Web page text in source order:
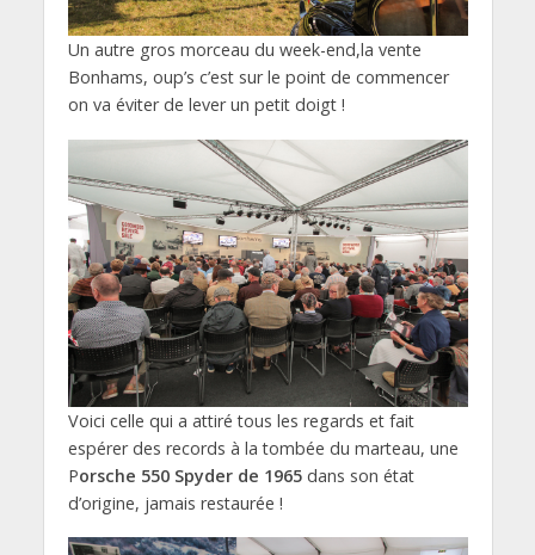
Un autre gros morceau du week-end,la vente
Bonhams, oup’s c’est sur le point de commencer
on va éviter de lever un petit doigt !
Voici celle qui a attiré tous les regards et fait
espérer des records à la tombée du marteau, une
Porsche 550 Spyder de 1965dans son état
d’origine, jamais restaurée !